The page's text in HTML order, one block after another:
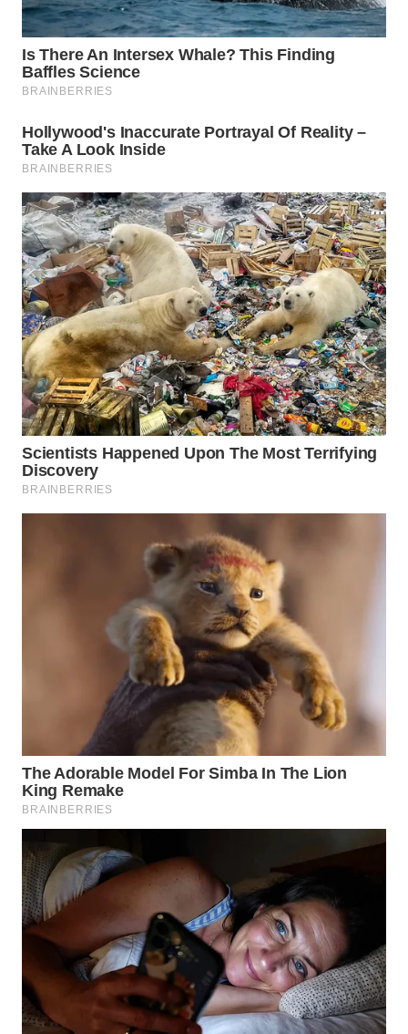
SUMEDANG
WN
CIANJUR
WN
KEPULAUAN
SERIBU
WN
TANGERANG
WN
BINJAI
WN
CIREBON
WN
INDRAMAYU
WN
KUNINGAN
WN
PURWAKARTA
WN
PRIANGAN
TIMUR
WN
SEMARANG
WN
SOLO